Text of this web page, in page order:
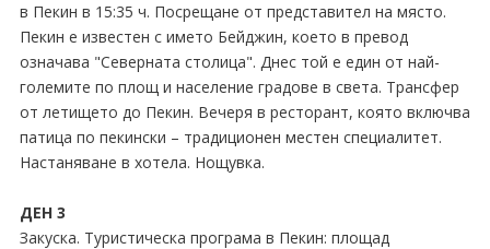
в Пекин в 15:35 ч. Посрещане от представител на място.
Пекин е известен с името Бейджин, което в превод
означава "Северната столица". Днес той е един от най-
големите по площ и население градове в света. Трансфер
от летището до Пекин. Вечеря в ресторант, която включва
патица по пекински – традиционен местен специалитет.
Настаняване в хотела. Нощувка.
ДЕН 3
Закуска. Туристическа програма в Пекин: площад